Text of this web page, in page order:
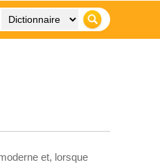
et, lorsque